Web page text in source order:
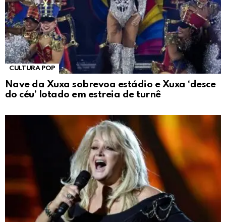
CULTURA POP
Nave da Xuxa sobrevoa estádio e Xuxa ‘desce
do céu’ lotado em estreia de turnê